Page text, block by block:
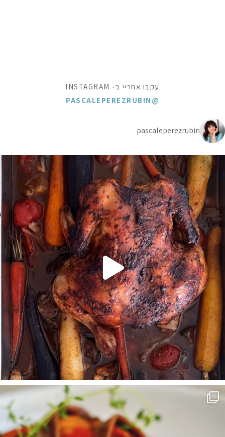
עקבו אחריי ב- INSTAGRAM
@PASCALEPEREZRUBIN
pascaleperezrubin